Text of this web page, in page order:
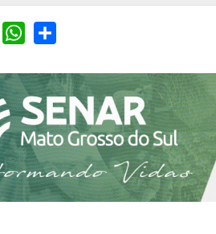
PinterestWhatsApp